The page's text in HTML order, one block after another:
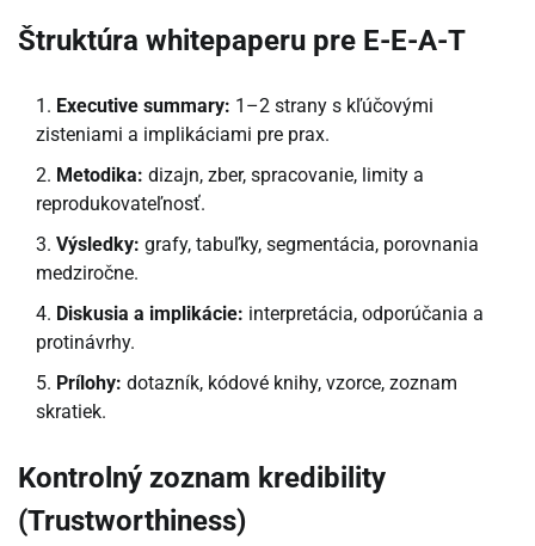
Štruktúra whitepaperu pre E-E-A-T
Executive summary: 1–2 strany s kľúčovými
zisteniami a implikáciami pre prax.
Metodika: dizajn, zber, spracovanie, limity a
reprodukovateľnosť.
Výsledky: grafy, tabuľky, segmentácia, porovnania
medziročne.
Diskusia a implikácie: interpretácia, odporúčania a
protinávrhy.
Prílohy: dotazník, kódové knihy, vzorce, zoznam
skratiek.
Kontrolný zoznam kredibility
(Trustworthiness)